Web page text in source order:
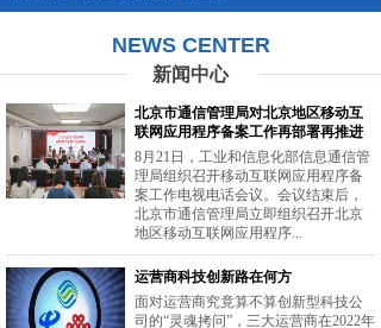
NEWS CENTER
新闻中心
北京市通信管理局对北京地区移动互
联网应用程序备案工作再部署再推进
8月21日，工业和信息化部信息通信管
理局组织召开移动互联网应用程序备
案工作电视电话会议。会议结束后，
北京市通信管理局立即组织召开北京
地区移动互联网应用程序...
运营商科技创新路在何方
面对运营商究竟算不算创新型科技公
司的“灵魂拷问”，三大运营商在2022年